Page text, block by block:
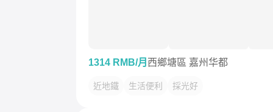
1314 RMB/月 西鄉塘區 嘉州华都
近地鐵 生活便利 採光好